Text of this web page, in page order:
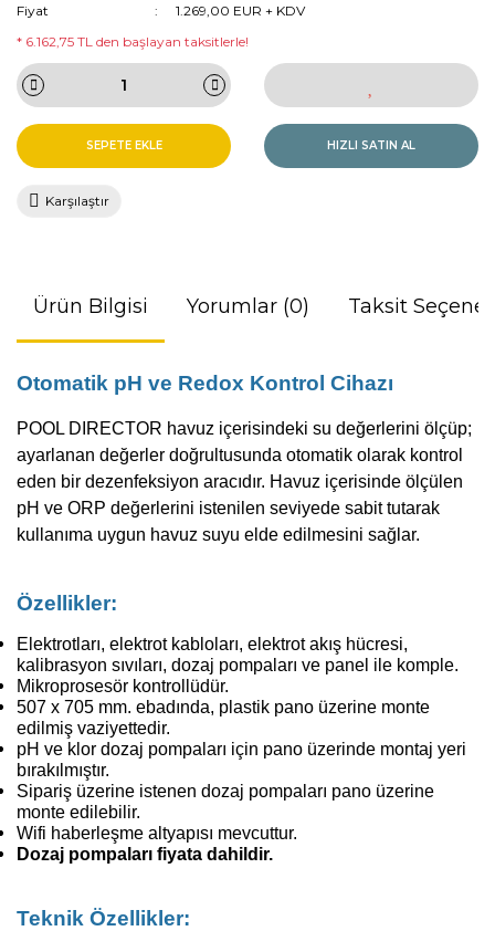
Fiyat
1.269,00 EUR + KDV
* 6.162,75 TL den başlayan taksitlerle!
SEPETE EKLE HIZLI SATIN AL
Karşılaştır
Ürün Bilgisi Yorumlar (0) Taksit
Otomatik pH ve Redox Kontrol Cihazı
POOL DIRECTOR havuz içerisindeki su değerlerini ölçüp;
ayarlanan değerler doğrultusunda otomatik olarak kontrol
eden bir dezenfeksiyon aracıdır. Havuz içerisinde ölçülen
pH ve ORP değerlerini istenilen seviyede sabit tutarak
kullanıma uygun havuz suyu elde edilmesini sağlar.
Özellikler:
Elektrotları, elektrot kabloları, elektrot akış hücresi,
kalibrasyon sıvıları, dozaj pompaları ve panel ile komple.
Mikroprosesör kontrollüdür.
507 x 705 mm. ebadında, plastik pano üzerine monte
edilmiş vaziyettedir.
pH ve klor dozaj pompaları için pano üzerinde montaj yeri
bırakılmıştır.
Sipariş üzerine istenen dozaj pompaları pano üzerine
monte edilebilir.
Wifi haberleşme altyapısı mevcuttur.
Dozaj pompaları fiyata dahildir.
Teknik Özellikler: